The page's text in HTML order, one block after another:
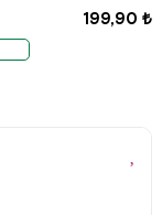
199,90 ₺